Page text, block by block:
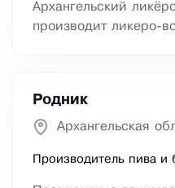
Архангельский
производит ликеро-
Родник
Архангельская
Производитель пива и